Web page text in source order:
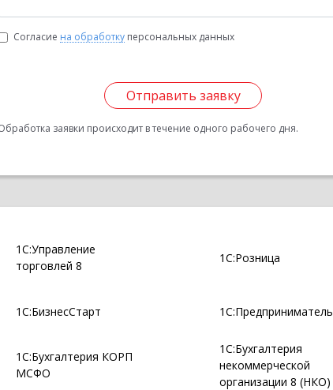
Согласие на обработку персональных данных
Отправить заявку
заявки происходит в течение одного рабочего дня.
1С:Управление
торговлей 8
1С:Розница
1С:БизнесСтарт 1С:Предприниматель
1С:Бухгалтерия КОРП
МСФО
1С:Бухгалтерия
некоммерческой
организации 8 (НКО)